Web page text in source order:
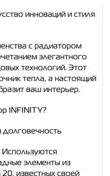
инноваций и стиля
с радиатором
элегантного
технологий. Этот
тепла, а настоящий
ваш интерьер.
INFINITY?
Используются
элементы из
известных своей